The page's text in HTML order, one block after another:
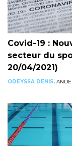
Covid-19 :
secteur du
20/04/2021)
ODEYSSA DENIS,